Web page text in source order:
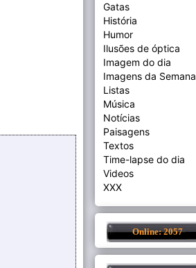
Gatas
História
Humor
Ilusões de óptica
Imagem do dia
Imagens da Semana
Listas
Música
Notícias
Paisagens
Textos
Time-lapse do dia
Videos
XXX
Online: 2057